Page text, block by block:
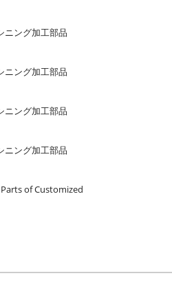
ニング加工部品
ニング加工部品
ニング加工部品
ニング加工部品
of Customized